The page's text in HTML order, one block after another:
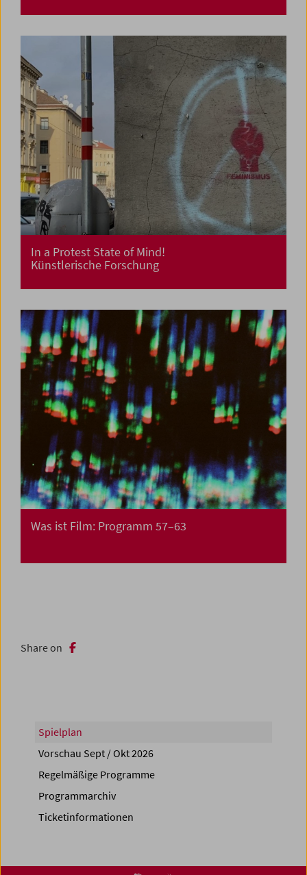
In a Protest State of Mind!
Künstlerische Forschung
Was ist Film: Programm 57–63
Share on
Spielplan
Vorschau Sept / Okt 2026
Regelmäßige Programme
Programmarchiv
Ticketinformationen